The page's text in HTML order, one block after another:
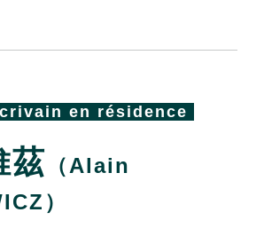
en résidence
茲 （Alain
）